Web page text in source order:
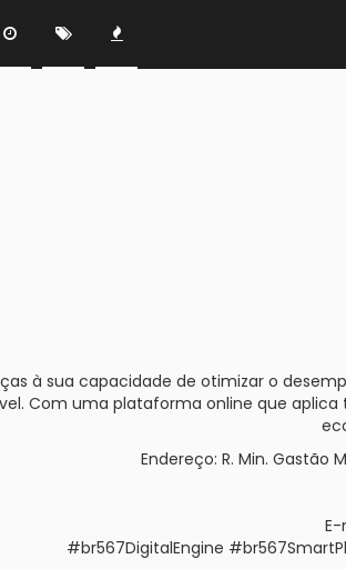
à sua capacidade de otimizar o
Com uma plataforma online que
Endereço: R. Min. Gastão
#br567DigitalEngine